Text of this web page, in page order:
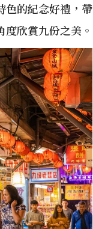
色的紀念好禮，帶
欣賞九份之美。